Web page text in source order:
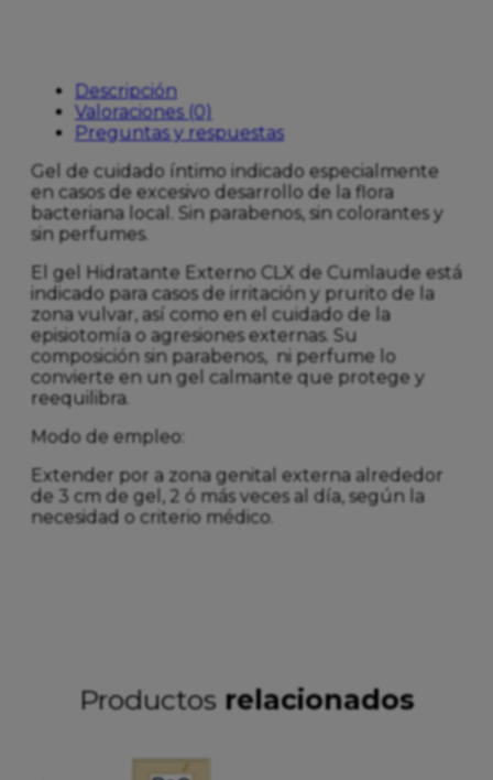
Descripción
Valoraciones (0)
Preguntas y respuestas
Gel de cuidado íntimo indicado especialmente
en casos de excesivo desarrollo de la flora
bacteriana local. Sin parabenos, sin colorantes y
sin perfumes.
El gel Hidratante Externo CLX de Cumlaude está
indicado para casos de irritación y prurito de la
zona vulvar, así como en el cuidado de la
episiotomía o agresiones externas. Su
composición sin parabenos, ni perfume lo
convierte en un gel calmante que protege y
reequilibra.
Modo de empleo:
Extender por a zona genital externa alrededor
de 3 cm de gel, 2 ó más veces al día, según la
necesidad o criterio médico.
Productos relacionados